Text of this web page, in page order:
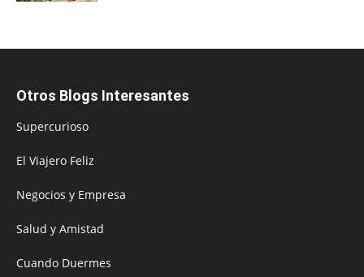
Otros Blogs Interesantes
Supercurioso
El Viajero Feliz
Negocios y Empresa
Salud y Amistad
Cuando Duermes